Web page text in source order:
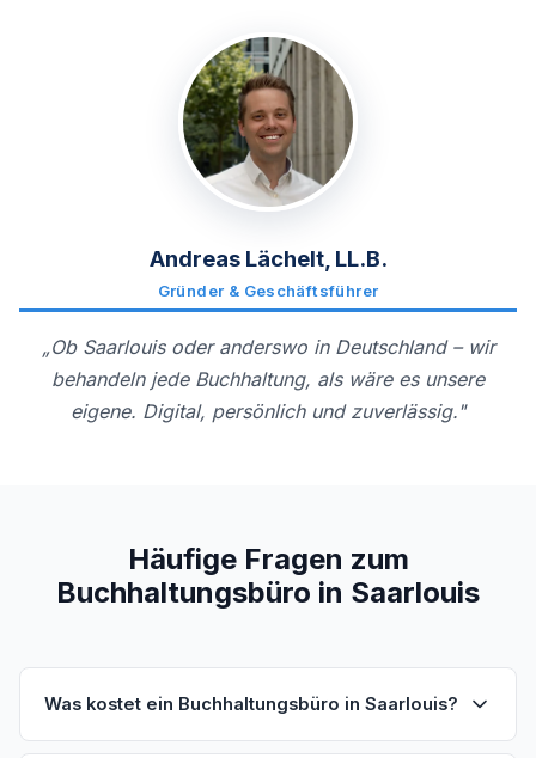
Andreas Lächelt, LL.B.
Gründer & Geschäftsführer
„Ob Saarlouis oder anderswo in Deutschland – wir
behandeln jede Buchhaltung, als wäre es unsere
eigene. Digital, persönlich und zuverlässig."
Häufige Fragen zum
Buchhaltungsbüro in Saarlouis
Was kostet ein Buchhaltungsbüro in Saarlouis?